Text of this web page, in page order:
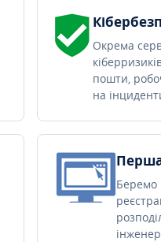
Окрема
пошти,
на
Перша
Беремо